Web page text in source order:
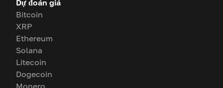
Dự đoán giá
Bitcoin
XRP
Ethereum
Solana
Litecoin
Dogecoin
Monero